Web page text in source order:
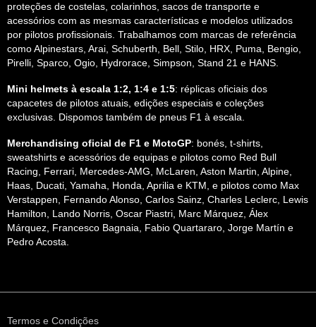
proteções de costelas, colarinhos, sacos de transporte e
acessórios com as mesmas características e modelos utilizados
por pilotos profissionais. Trabalhamos com marcas de referência
como Alpinestars, Arai, Schuberth, Bell, Stilo, HRX, Puma, Bengio,
Pirelli, Sparco, Ogio, Hydrorace, Simpson, Stand 21 e HANS.
Mini helmets à escala 1:2, 1:4 e 1:5: réplicas oficiais dos
capacetes de pilotos atuais, edições especiais e coleções
exclusivas. Dispomos também de pneus F1 à escala.
Merchandising oficial de F1 e MotoGP: bonés, t-shirts,
sweatshirts e acessórios de equipas e pilotos como Red Bull
Racing, Ferrari, Mercedes-AMG, McLaren, Aston Martin, Alpine,
Haas, Ducati, Yamaha, Honda, Aprilia e KTM, e pilotos como Max
Verstappen, Fernando Alonso, Carlos Sainz, Charles Leclerc, Lewis
Hamilton, Lando Norris, Oscar Piastri, Marc Márquez, Álex
Márquez, Francesco Bagnaia, Fabio Quartararo, Jorge Martín e
Pedro Acosta.
Termos e Condições